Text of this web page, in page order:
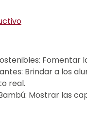
Brindar a los
real.
Mostrar las